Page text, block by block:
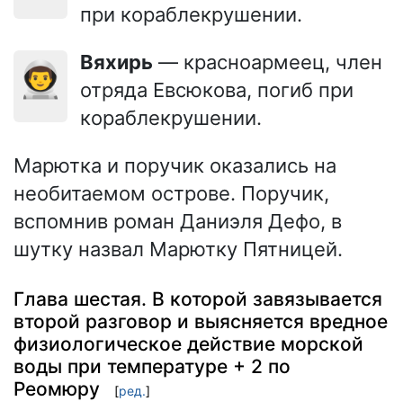
при кораблекрушении.
👨‍🚀 Вяхирь — красноармеец, член
отряда Евсюкова, погиб при
кораблекрушении.
Марютка и поручик оказались на
необитаемом острове. Поручик,
вспомнив роман Даниэля Дефо, в
шутку назвал Марютку Пятницей.
Глава шестая. В которой завязывается
второй разговор и выясняется вредное
физиологическое действие морской
воды при температуре + 2 по
Реомюру
[ред.]